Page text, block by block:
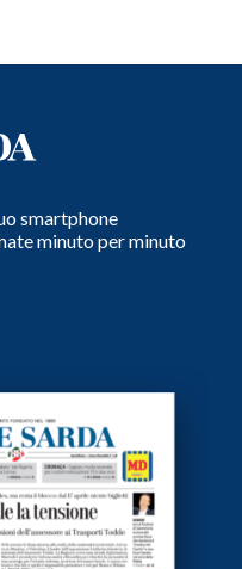
smartphone
minuto per minuto